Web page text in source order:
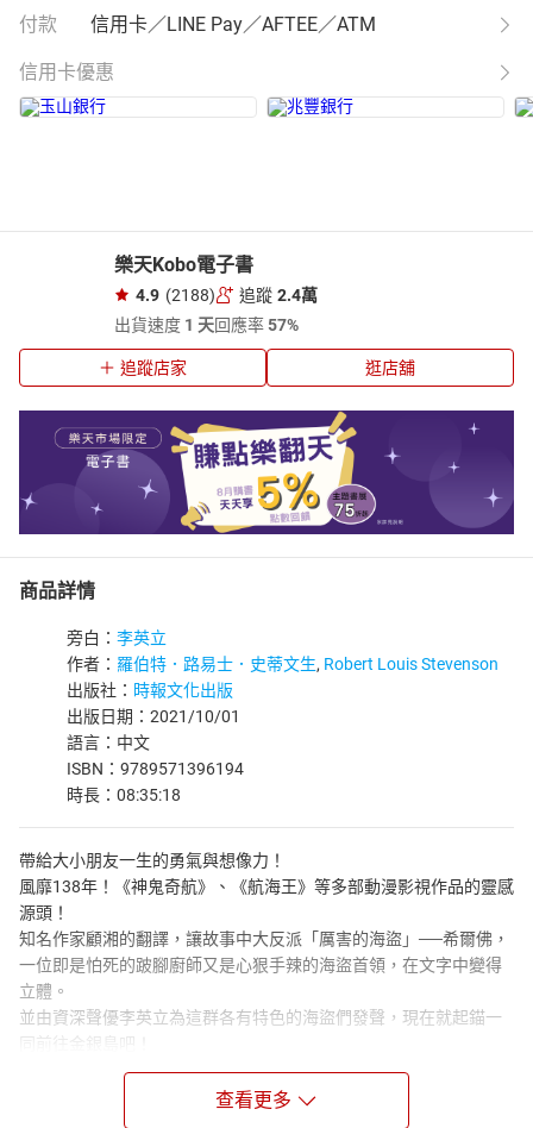
付款 信用卡／LINE Pay／AFTEE／ATM
信用卡優惠
樂天Kobo電子書
4.9 (2188) 追蹤 2.4萬
出貨速度 1 天回應率57%
追蹤店家 逛店舖
商品詳情
旁白： 李英立
作者： 羅伯特．路易士．史蒂文生, Robert Louis Stevenson
出版社： 時報文化出版
出版日期：2021/10/01
語言：中文
ISBN：9789571396194
時長：08:35:18
帶給大小朋友一生的勇氣與想像力！
風靡138年！《神鬼奇航》、《航海王》等多部動漫影視作品的靈感
源頭！
知名作家顧湘的翻譯，讓故事中大反派「厲害的海盜」──希爾佛，
一位即是怕死的跛腳廚師又是心狠手辣的海盜首領，在文字中變得
立體。
並由資深聲優李英立為這群各有特色的海盜們發聲，現在就起錨一
同前往金銀島吧！
一次偶然的機會，少年吉姆，得到了一張海盜的藏寶圖。
消息傳開，人們組織了龐大的探險船隊，前往寶藏所在地——金銀
查看更多